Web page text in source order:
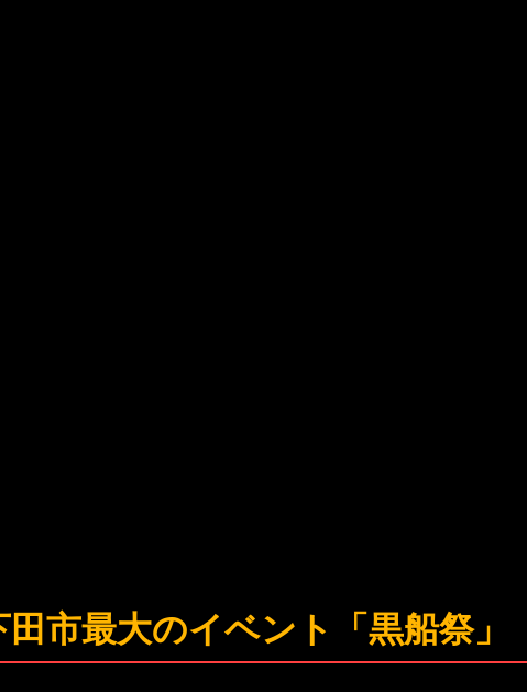
田市最大のイベント「黒船祭」